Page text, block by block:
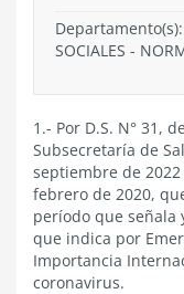
Departamento(s):
SOCIALES -
1.- Por D.S. N° 31,
Subsecretaría de
septiembre de
febrero de 2020,
período que señala
que indica por
Importancia
coronavirus.